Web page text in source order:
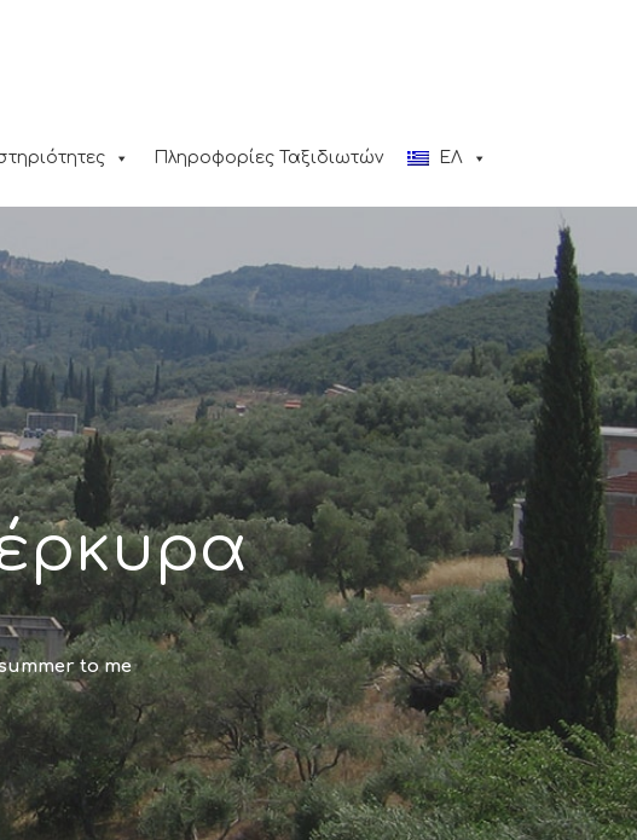
Πληροφορίες Ταξιδιωτών ΕΛ
to me